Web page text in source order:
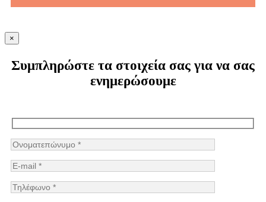
×
Συμπληρώστε τα στοιχεία σας για να σας
ενημερώσουμε